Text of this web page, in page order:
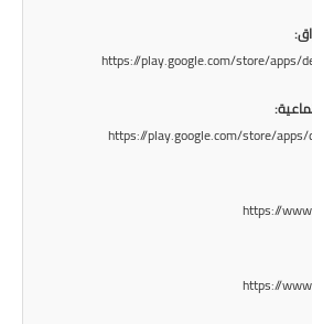
https://play.google.com/store/apps/
https://play.google.com/store/
https://
https://